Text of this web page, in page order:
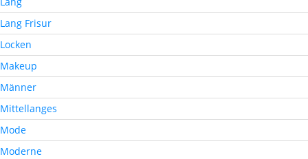
Lang Frisur
Locken
Makeup
Männer
Mittellanges
Mode
Moderne